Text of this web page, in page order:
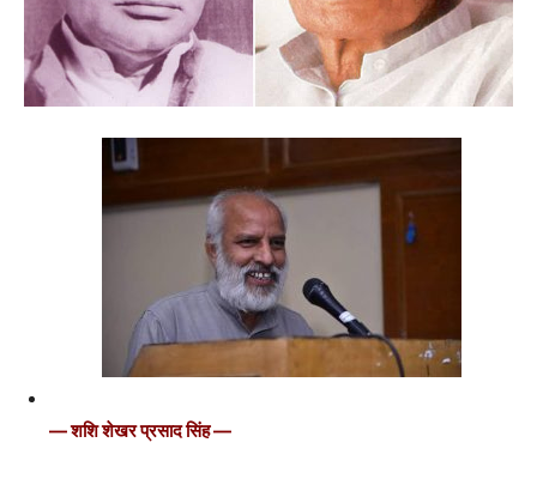
— शशि शेखर प्रसाद सिंह —